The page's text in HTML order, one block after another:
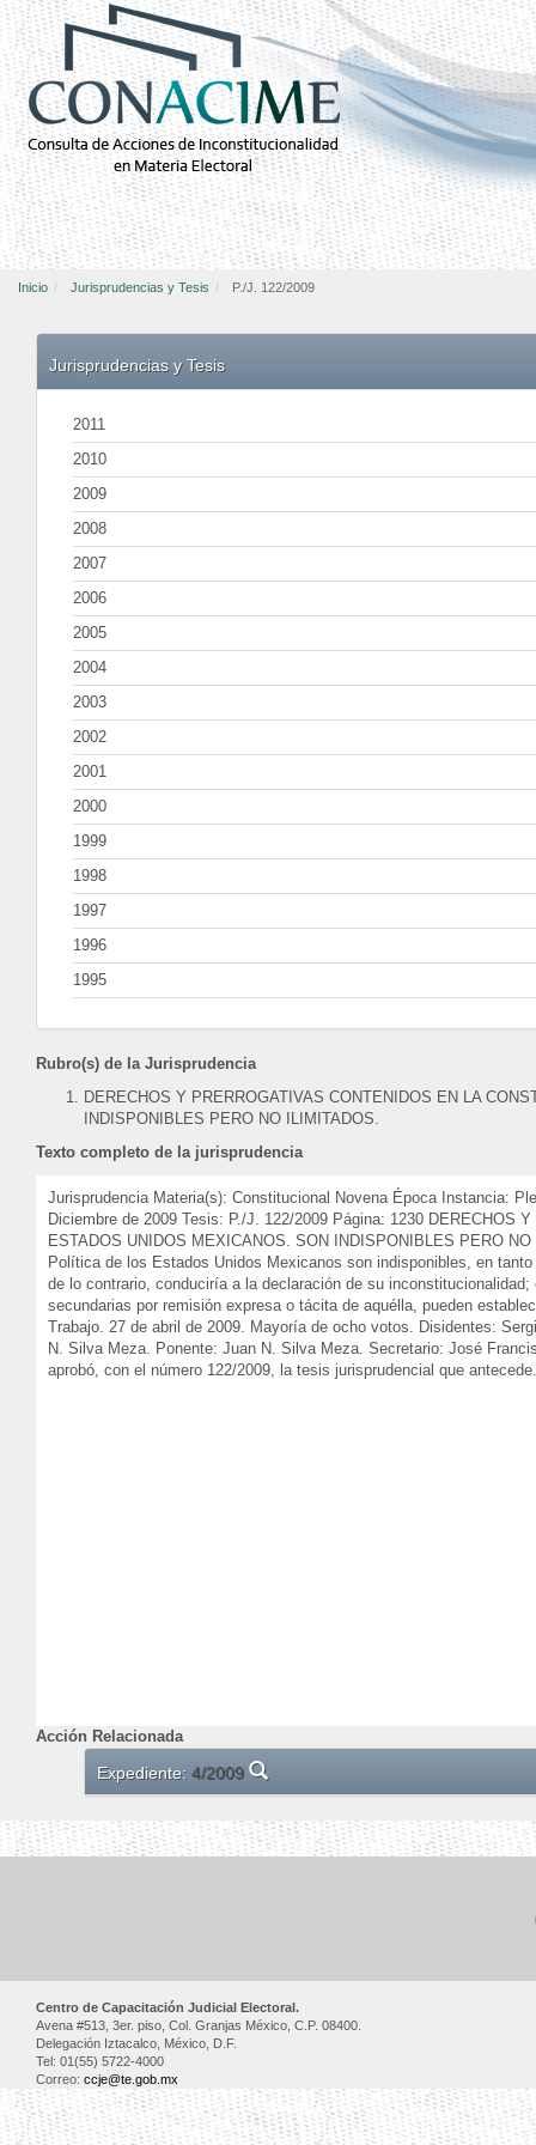
Inicio Jurisprudencias y Tesis P./J. 122/2009
Jurisprudencias y Tesis
2011
2010
2009
2008
2007
2006
2005
2004
2003
2002
2001
2000
1999
1998
1997
1996
1995
Rubro(s) de la Jurisprudencia
DERECHOS Y PRERROGATIVAS CONTENIDOS EN LA
INDISPONIBLES PERO NO ILIMITADOS.
Texto completo de la jurisprudencia
Jurisprudencia Materia(s): Constitucional Novena Época Instancia:
Diciembre de 2009 Tesis: P./J. 122/2009 Página: 1230 DERECHOS
ESTADOS UNIDOS MEXICANOS. SON INDISPONIBLES PERO
Política de los Estados Unidos Mexicanos son indisponibles, en
de lo contrario, conduciría a la declaración de su
secundarias por remisión expresa o tácita de aquélla, pueden
Trabajo. 27 de abril de 2009. Mayoría de ocho votos. Disidentes:
N. Silva Meza. Ponente: Juan N. Silva Meza. Secretario: José
aprobó, con el número 122/2009, la tesis jurisprudencial que
Acción Relacionada
Expediente: 4/2009
Centro de Capacitación Judicial Electoral.
Avena #513, 3er. piso, Col. Granjas México, C.P. 08400.
Delegación Iztacalco, México, D.F.
Tel: 01(55) 5722-4000
Correo: ccje@te.gob.mx